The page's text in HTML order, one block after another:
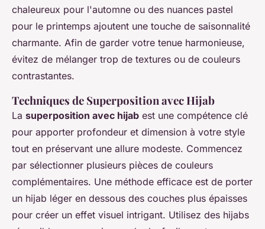
chaleureux pour l'automne ou des nuances pastel
pour le printemps ajoutent une touche de saisonnalité
charmante. Afin de garder votre tenue harmonieuse,
évitez de mélanger trop de textures ou de couleurs
contrastantes.
Techniques de Superposition avec Hijab
La superposition avec hijab est une compétence clé
pour apporter profondeur et dimension à votre style
tout en préservant une allure modeste. Commencez
par sélectionner plusieurs pièces de couleurs
complémentaires. Une méthode efficace est de porter
un hijab léger en dessous des couches plus épaisses
pour créer un effet visuel intrigant. Utilisez des hijabs